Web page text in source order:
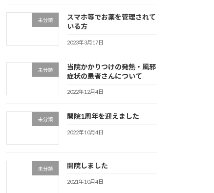
未分類
スマホ等でお薬を管理されて
いる方
2023年3月17日
未分類
当院かかりつけの発熱・風邪
症状の患者さんについて
2022年12月4日
未分類 開院1周年を迎えました
2022年10月4日
未分類 開院しました
2021年10月4日